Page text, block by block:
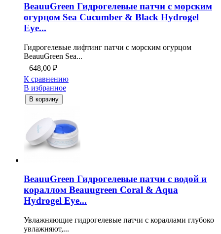
BeauuGreen Гидрогелевые патчи с морским
огурцом Sea Cucumber & Black Hydrogel
Eye...
Гидрогелевые лифтинг патчи с морским огурцом
BeauuGreen Sea...
648,00 ₽
К сравнению
В избранное
В корзину
BeauuGreen Гидрогелевые патчи с водой и
кораллом Beauugreen Coral & Aqua
Hydrogel Eye...
Увлажняющие гидрогелевые патчи с кораллами глубоко
увлажняют,...